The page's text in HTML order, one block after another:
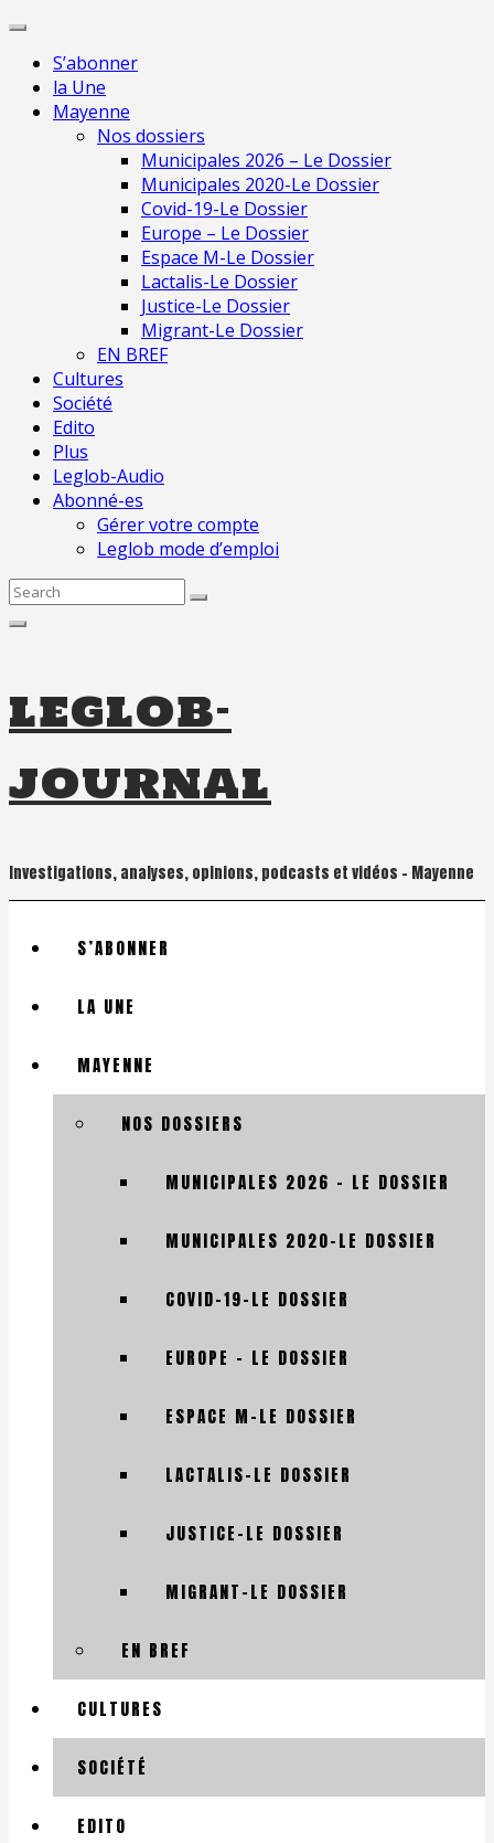
Skip
contentS’abonner
la Une
Mayenne
Nos dossiers
Municipales 2026 – Le Dossier
Municipales 2020-Le Dossier
Covid-19-Le Dossier
Europe – Le Dossier
Espace M-Le Dossier
Lactalis-Le Dossier
Justice-Le Dossier
Migrant-Le Dossier
EN BREF
Cultures
Société
Edito
Plus
Leglob-Audio
Abonné-es
Gérer votre compte
Leglob mode d’emploi
Search
leglob-
journal
Investigations, analyses, opinions, podcasts et vidéos – Mayenne
S’ABONNER
LA UNE
MAYENNE
NOS DOSSIERS
MUNICIPALES 2026 – LE DOSSIER
MUNICIPALES 2020-LE DOSSIER
COVID-19-LE DOSSIER
EUROPE – LE DOSSIER
ESPACE M-LE DOSSIER
LACTALIS-LE DOSSIER
JUSTICE-LE DOSSIER
MIGRANT-LE DOSSIER
EN BREF
CULTURES
SOCIÉTÉ
EDITO